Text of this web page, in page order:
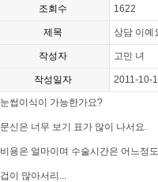
조회수 1622
제목 상담 이예
작성자 고민 녀
작성일자 2011-10-
눈썹이식이 가능한가요?
문신은 너무 보기 표가 많이 나서요.
비용은 얼마이며 수술시간은 어느정
겁이 많아서리...